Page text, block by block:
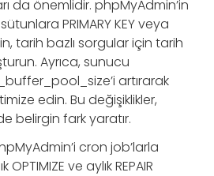
da önemlidir. phpMyAdmin’in
PRIMARY KEY veya
tarih bazlı sorgular için tarih
Ayrıca, sunucu
artırarak
edin. Bu değişiklikler,
belirgin fark yaratır.
cron job’larla
ve aylık REPAIR